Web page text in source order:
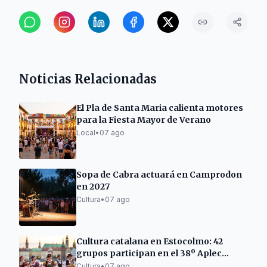
Noticias Relacionadas
El Pla de Santa Maria calienta motores
para la Fiesta Mayor de Verano
Local• 07 ago
Sopa de Cabra actuará en Camprodon
en 2027
Cultura• 07 ago
Cultura catalana en Estocolmo: 42
grupos participan en el 38º Aplec